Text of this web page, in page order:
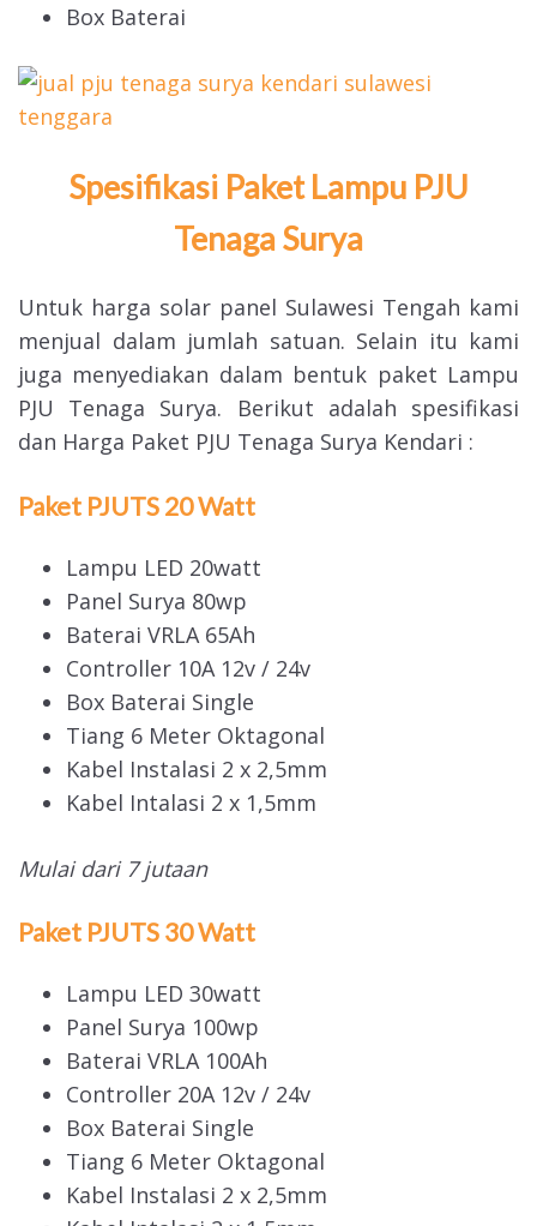
Box Baterai
Spesifikasi Paket Lampu PJU
Tenaga Surya
Untuk harga solar panel Sulawesi Tengah kami
menjual dalam jumlah satuan. Selain itu kami
juga menyediakan dalam bentuk paket Lampu
PJU Tenaga Surya. Berikut adalah spesifikasi
dan Harga Paket PJU Tenaga Surya Kendari :
Paket PJUTS 20 Watt
Lampu LED 20watt
Panel Surya 80wp
Baterai VRLA 65Ah
Controller 10A 12v / 24v
Box Baterai Single
Tiang 6 Meter Oktagonal
Kabel Instalasi 2 x 2,5mm
Kabel Intalasi 2 x 1,5mm
Mulai dari 7 jutaan
Paket PJUTS 30 Watt
Lampu LED 30watt
Panel Surya 100wp
Baterai VRLA 100Ah
Controller 20A 12v / 24v
Box Baterai Single
Tiang 6 Meter Oktagonal
Kabel Instalasi 2 x 2,5mm